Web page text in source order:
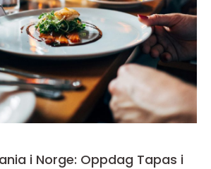
i Norge: Oppdag Tapas i